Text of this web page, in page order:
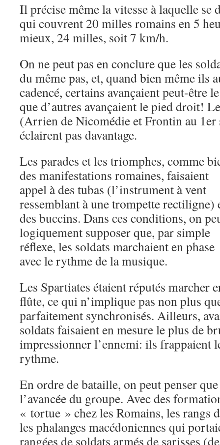
Il précise même la vitesse à laquelle se
qui couvrent 20 milles romains en 5
mieux, 24 milles, soit 7 km/h.
On ne peut pas en conclure que les
du même pas, et, quand bien même ils
cadencé, certains avançaient peut-être
que d’autres avançaient le pied droit!
(Arrien de Nicomédie et Frontin au 1er
éclairent pas davantage.
Les parades et les triomphes, comme
des manifestations romaines, faisaient
appel à des tubas (l’instrument à vent
ressemblant à une trompette rectiligne)
des buccins. Dans ces conditions, on
logiquement supposer que, par simple
réflexe, les soldats marchaient en phase
avec le rythme de la musique.
Les Spartiates étaient réputés marcher
flûte, ce qui n’implique pas non plus
parfaitement synchronisés. Ailleurs,
soldats faisaient en mesure le plus de
impressionner l’ennemi: ils frappaient
rythme.
En ordre de bataille, on peut penser que
l’avancée du groupe. Avec des
« tortue » chez les Romains, les rangs
les phalanges macédoniennes qui
rangées de soldats armés de sarisses